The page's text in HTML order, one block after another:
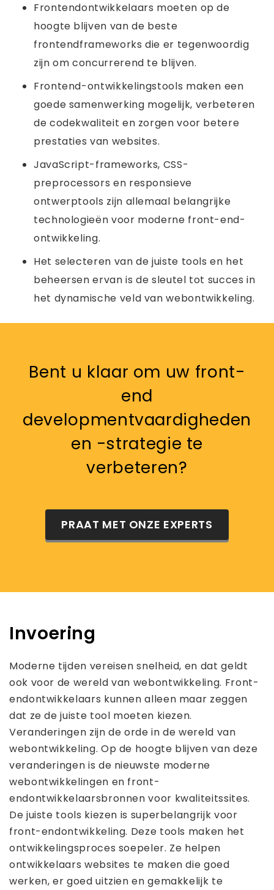
Frontendontwikkelaars moeten op de
hoogte blijven van de beste
frontendframeworks die er tegenwoordig
zijn om concurrerend te blijven.
Frontend-ontwikkelingstools maken een
goede samenwerking mogelijk, verbeteren
de codekwaliteit en zorgen voor betere
prestaties van websites.
JavaScript-frameworks, CSS-
preprocessors en responsieve
ontwerptools zijn allemaal belangrijke
technologieën voor moderne front-end-
ontwikkeling.
Het selecteren van de juiste tools en het
beheersen ervan is de sleutel tot succes in
het dynamische veld van webontwikkeling.
Bent u klaar om uw front-
end
developmentvaardigheden
en -strategie te
verbeteren?
PRAAT MET ONZE EXPERTS
Invoering
Moderne tijden vereisen snelheid, en dat geldt
ook voor de wereld van webontwikkeling. Front-
endontwikkelaars kunnen alleen maar zeggen
dat ze de juiste tool moeten kiezen.
Veranderingen zijn de orde in de wereld van
webontwikkeling. Op de hoogte blijven van deze
veranderingen is de nieuwste moderne
webontwikkelingen en front-
endontwikkelaarsbronnen voor kwaliteitssites.
De juiste tools kiezen is superbelangrijk voor
front-endontwikkeling. Deze tools maken het
ontwikkelingsproces soepeler. Ze helpen
ontwikkelaars websites te maken die goed
werken, er goed uitzien en gemakkelijk te